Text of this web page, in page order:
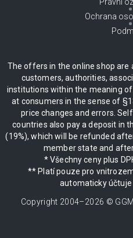
Ochrana
The offers in the online shop are
customers, authorities,
institutions within the meaning
at consumers in the sense of
price changes and errors.
countries also pay a deposit in
(19%), which will be refunded
member state and
* Všechny ceny plus
** Platí pouze pro
automaticky účtuje
Copyright 2004–2026 ©